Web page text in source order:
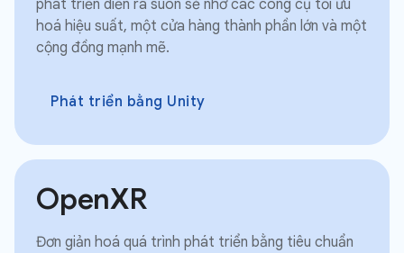
phát triển diễn ra suôn sẻ nhờ các công cụ tối ưu
hoá hiệu suất, một cửa hàng thành phần lớn và một
cộng đồng mạnh mẽ.
Phát triển bằng Unity
OpenXR
Đơn giản hoá quá trình phát triển bằng tiêu chuẩn